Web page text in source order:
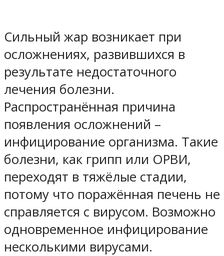
Сильный жар возникает при
осложнениях, развившихся в
результате недостаточного
лечения болезни.
Распространённая причина
появления осложнений –
инфицирование организма. Такие
болезни, как грипп или ОРВИ,
переходят в тяжёлые стадии,
потому что поражённая печень не
справляется с вирусом. Возможно
одновременное инфицирование
несколькими вирусами.